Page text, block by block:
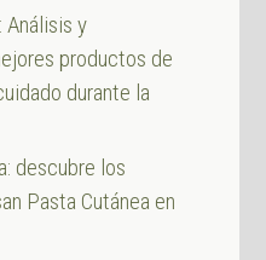
y
productos de
durante la
descubre los
Pasta Cutánea en